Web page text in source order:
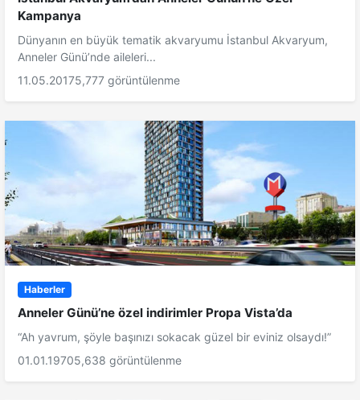
Kampanya
Dünyanın en büyük tematik akvaryumu İstanbul Akvaryum,
Anneler Günü’nde aileleri...
11.05.20175,777 görüntülenme
Haberler
Anneler Günü’ne özel indirimler Propa Vista’da
“Ah yavrum, şöyle başınızı sokacak güzel bir eviniz olsaydı!”
01.01.19705,638 görüntülenme